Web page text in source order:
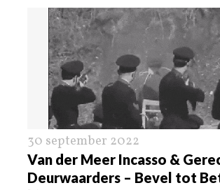
30 september 2022
Van der Meer Incasso &
Deurwaarders – Bevel tot